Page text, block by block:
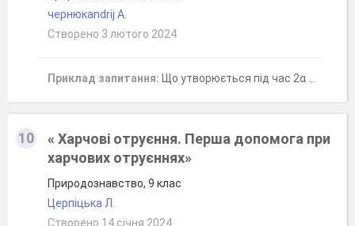
чернюкandrij А.
Створено 3 лютого 2024
Приклад запитання: Що утворюється під час 2α розпадів з ізотопа ²²⁶₈₈Ra
10
« Харчові отруєння. Перша допомога при
харчових отруєннях»
Природознавство, 9 клас
Церпіцька Л.
Створено 14 січня 2024